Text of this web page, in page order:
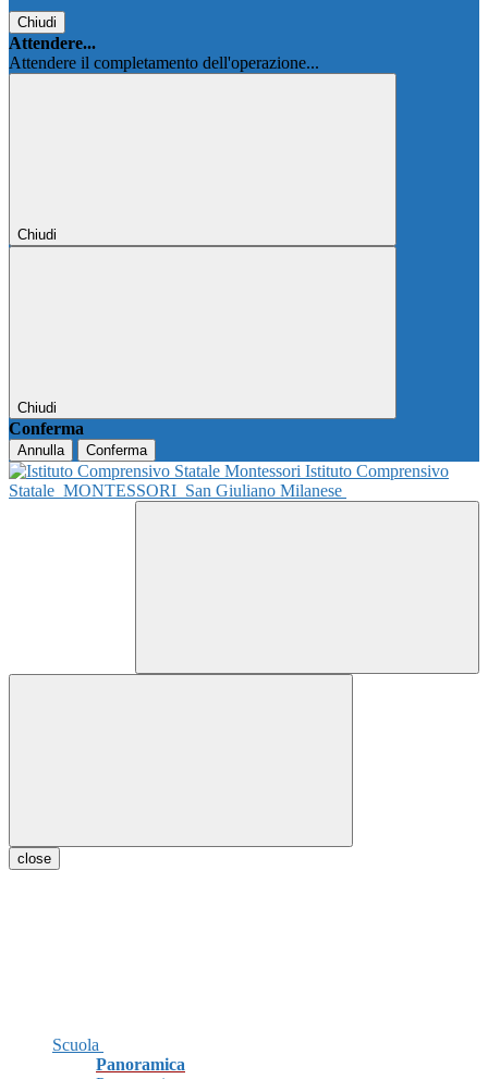
Chiudi
Attendere...
Attendere il completamento dell'operazione...
Chiudi
Chiudi
Conferma
Annulla Conferma
Istituto Comprensivo
Statale MONTESSORI San Giuliano Milanese
close
Scuola
Panoramica